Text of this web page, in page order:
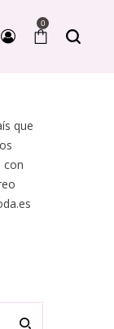
0
que
con